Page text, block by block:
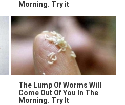
Morning. Try it
The Lump Of Worms Will
Come Out Of You In The
Morning. Try It